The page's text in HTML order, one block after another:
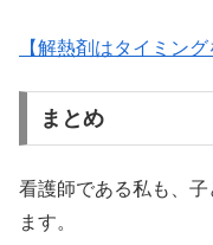
【解熱剤はタイミン
まとめ
看護師である私も、
ます。